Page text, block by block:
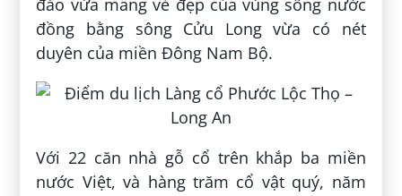
đồng bằng sông Cửu Long vừa có nét
duyên của miền Đông Nam Bộ.
Với 22 căn nhà gỗ cổ trên khắp ba miền
nước Việt, và hàng trăm cổ vật quý, năm